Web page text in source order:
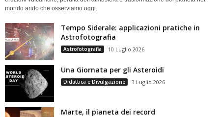
mondo arido che osserviamo oggi.
Tempo Siderale: applicazioni pratiche in
Astrofotografia
Astrofotografia 10 Luglio 2026
Una Giornata per gli Asteroidi
Didattica e Divulgazione 3 Luglio 2026
Marte, il pianeta dei record